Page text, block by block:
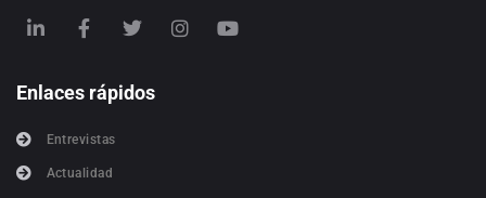
Enlaces rápidos
Entrevistas
Actualidad